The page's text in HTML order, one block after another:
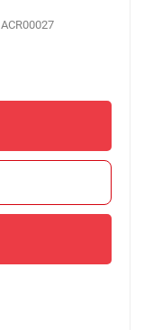
ACR00027